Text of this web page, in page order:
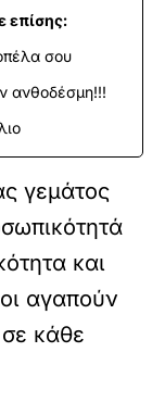
επίσης:
σου
ανθοδέσμη!!!
γεμάτος
και
αγαπούν
κάθε